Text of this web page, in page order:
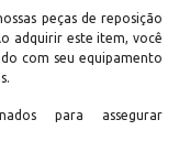
peças de reposição
adquirir este item, você
com seu equipamento
para assegurar